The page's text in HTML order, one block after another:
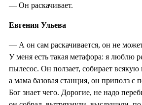
— Он раскачивает.
Евгения Ульева
— А он сам раскачивается, он не
У меня есть такая метафора: я люблю
пылесос. Он ползает, собирает всякую
а мама базовая станция, он приполз с
Бог знает чего. Дорогие, не надо